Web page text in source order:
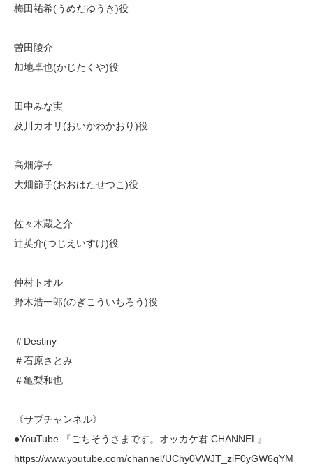
梅田祐希(うめだゆうき)役
曽田陵介
加地卓也(かじたくや)役
田中みな実
及川カオリ(おいかわかおり)役
高畑淳子
大畑節子(おおはたせつこ)役
佐々木蔵之介
辻英介(つじえいすけ)役
仲村トオル
野木浩一郎(のぎこういちろう)役
＃Destiny
＃石原さとみ
＃亀梨和也
《サブチャンネル》
●YouTube 『ごちそうさまです。オッカケ君 CHANNEL』
https://www.youtube.com/channel/UChy0VWJT_ziF0yGW6qYM